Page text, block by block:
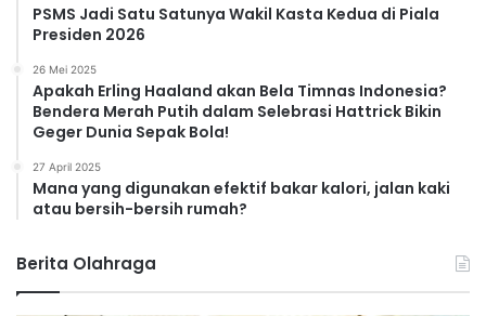
PSMS Jadi Satu Satunya Wakil Kasta Kedua di Piala
Presiden 2026
26 Mei 2025
Apakah Erling Haaland akan Bela Timnas Indonesia?
Bendera Merah Putih dalam Selebrasi Hattrick Bikin
Geger Dunia Sepak Bola!
27 April 2025
Mana yang digunakan efektif bakar kalori, jalan kaki
atau bersih-bersih rumah?
Berita Olahraga